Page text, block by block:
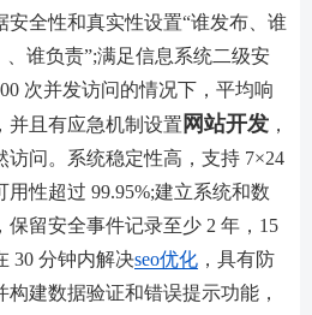
安全性和真实性设置“谁发布、谁
、谁负责”;满足信息系统二级安
次并发访问的情况下，平均响
并且有应急机制设置 网站开发 ，
访问。系统稳定性高，支持 7×24
性超过 99.95%;建立系统和数
留安全事件记录至少 2 年，15
30 分钟内解决seo优化 ，具有防
建数据验证和错误提示功能，